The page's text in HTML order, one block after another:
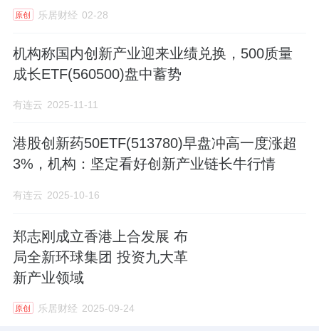
原创 乐居财经 02-28
机构称国内创新产业迎来业绩兑换，500质量
成长ETF(560500)盘中蓄势
有连云 2025-11-11
港股创新药50ETF(513780)早盘冲高一度涨超
3%，机构：坚定看好创新产业链长牛行情
有连云 2025-10-16
郑志刚成立香港上合发展 布
局全新环球集团 投资九大革
新产业领域
原创 乐居财经 2025-09-24